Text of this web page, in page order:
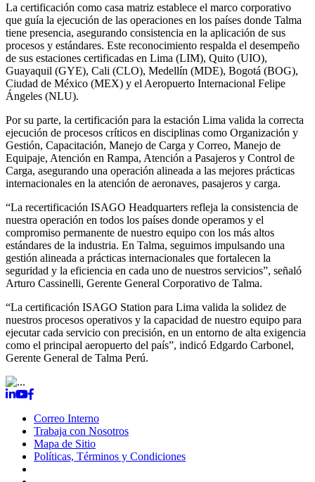
La certificación como casa matriz establece el marco corporativo
que guía la ejecución de las operaciones en los países donde Talma
tiene presencia, asegurando consistencia en la aplicación de sus
procesos y estándares. Este reconocimiento respalda el desempeño
de sus estaciones certificadas en Lima (LIM), Quito (UIO),
Guayaquil (GYE), Cali (CLO), Medellín (MDE), Bogotá (BOG),
Ciudad de México (MEX) y el Aeropuerto Internacional Felipe
Ángeles (NLU).
Por su parte, la certificación para la estación Lima valida la correcta
ejecución de procesos críticos en disciplinas como Organización y
Gestión, Capacitación, Manejo de Carga y Correo, Manejo de
Equipaje, Atención en Rampa, Atención a Pasajeros y Control de
Carga, asegurando una operación alineada a las mejores prácticas
internacionales en la atención de aeronaves, pasajeros y carga.
“La recertificación ISAGO Headquarters refleja la consistencia de
nuestra operación en todos los países donde operamos y el
compromiso permanente de nuestro equipo con los más altos
estándares de la industria. En Talma, seguimos impulsando una
gestión alineada a prácticas internacionales que fortalecen la
seguridad y la eficiencia en cada uno de nuestros servicios”, señaló
Arturo Cassinelli, Gerente General Corporativo de Talma.
“La certificación ISAGO Station para Lima valida la solidez de
nuestros procesos operativos y la capacidad de nuestro equipo para
ejecutar cada servicio con precisión, en un entorno de alta exigencia
como el principal aeropuerto del país”, indicó Edgardo Carbonel,
Gerente General de Talma Perú.
Correo Interno
Trabaja con Nosotros
Mapa de Sitio
Políticas, Términos y Condiciones